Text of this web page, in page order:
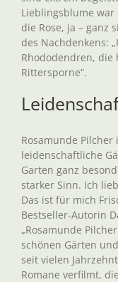
Lieblingsblume
die Rose, ja – ganz
des Nachdenkens:
Rhododendren,
Rittersporne“.
Rosamunde
leidenschaftliche
Garten ganz
starker Sinn. Ich
Das ist für mich
Bestseller-Autorin
„Rosamunde
schönen Gärten
seit vielen
Romane verfilmt,